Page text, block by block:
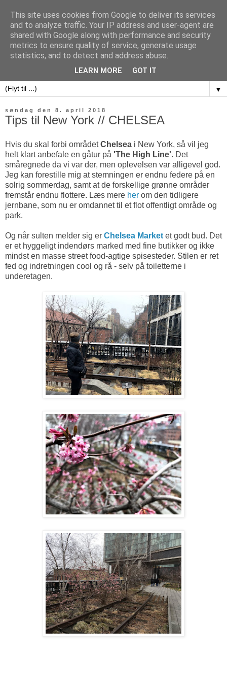
sweet potatoes
▼
søndag den 8. april 2018
Tips til New York // CHELSEA
Hvis du skal forbi områdetChelsea i New York, så vil jeg
helt klart anbefale en gåtur på 'The High Line'. Det
småregnede da vi var der, men oplevelsen var alligevel god.
Jeg kan forestille mig at stemningen er endnu federe på en
solrig sommerdag, samt at de forskellige grønne områder
fremstår endnu flottere. Læs mere her om den tidligere
jernbane, som nu er omdannet til et flot offentligt område og
park.
Og når sulten melder sig er Chelsea Market et godt bud. Det
er et hyggeligt indendørs marked med fine butikker og ikke
mindst en masse street food-agtige spisesteder. Stilen er ret
fed og indretningen cool og rå - selv på toiletterne i
underetagen.
This site uses cookies from Google to deliver its services
and to analyze traffic. Your IP address and user-agent are
shared with Google along with performance and security
metrics to ensure quality of service, generate usage
statistics, and to detect and address abuse.
LEARN MORE GOT IT